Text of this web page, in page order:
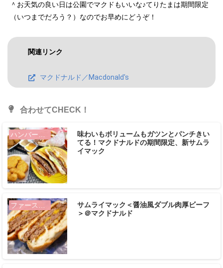
＾お天気の良い日は公園でマクドもいいな♪てりたまは期間限定
（いつまでだろう？）なのでお早めにどうぞ！
関連リンク
マクドナルド／Macdonald's
合わせてCHECK！
味わいもボリュームもガツンとパンチきい
てる！マクドナルドの期間限定、新サムラ
イマック
サムライマック＜醤油風ダブル肉厚ビーフ
＞＠マクドナルド